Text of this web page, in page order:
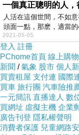
人活在這個世間，不如
頭面一點，那麽，適當的
2021-05-05
登入 註冊
PChome首頁 線上購物
新聞 /氣象 股市 個人
買賣租屋 支付連 國際
買車 旅行團 汽車險推
一元簡訊 直播達人 數
買網址 虛擬主機 企業
廣告刊登 隱私權聲明
消費者保護 兒童網路